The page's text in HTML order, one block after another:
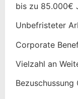
bis zu 85.000€
Unbefristeter
Corporate
Vielzahl an
Bezuschussung